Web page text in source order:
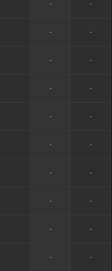
- -
- -
- -
- -
- -
- -
- -
- -
- -
- -